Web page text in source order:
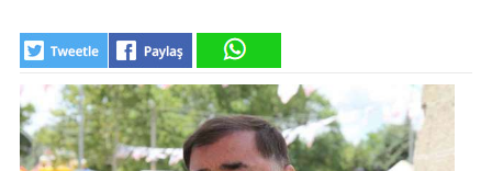
GÜNDEM
SİYASET
EKONOMİ